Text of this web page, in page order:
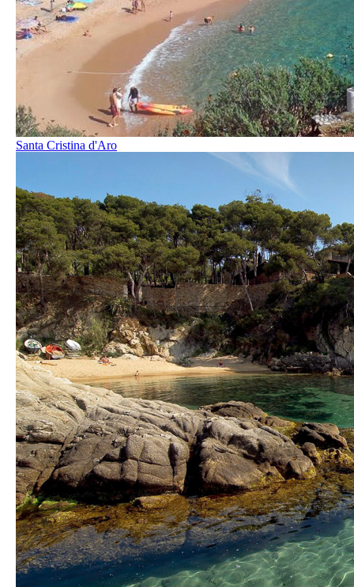
Santa Cristina d'Aro